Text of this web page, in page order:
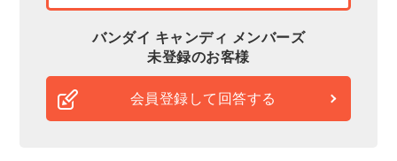
バンダイ キャンディ メンバーズ
未登録のお客様
会員登録して回答する